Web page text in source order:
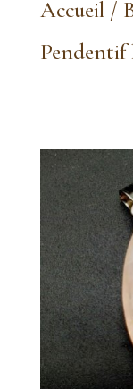
Accueil/
Pendentif